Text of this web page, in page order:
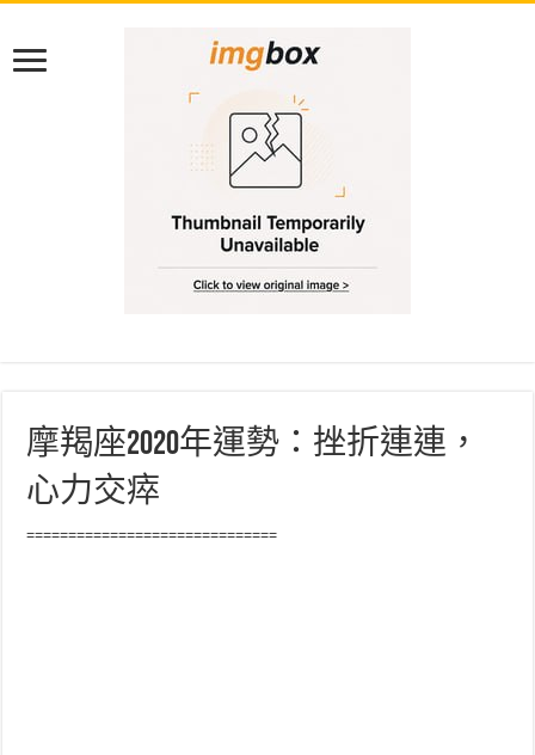
摩羯座2020年運勢：挫折連連，
心力交瘁
==============================